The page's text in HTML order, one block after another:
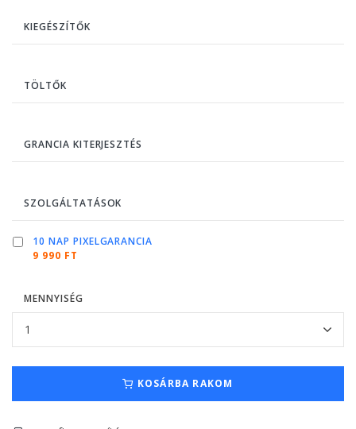
KIEGÉSZÍTŐK
TÖLTŐK
GRANCIA KITERJESZTÉS
SZOLGÁLTATÁSOK
10 NAP PIXELGARANCIA
9 990 FT
MENNYISÉG
KOSÁRBA RAKOM